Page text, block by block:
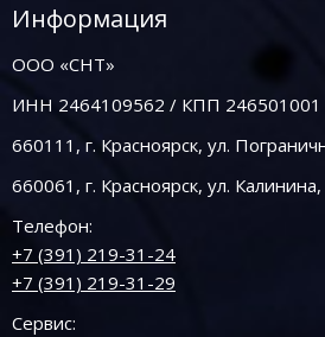
Информация
ООО «СНТ»
ИНН 2464109562 / КПП 246501001
660111, г. Красноярск, ул.
660061, г. Красноярск, ул.
Телефон:
+7 (391) 219-31-24
+7 (391) 219-31-29
Сервис: